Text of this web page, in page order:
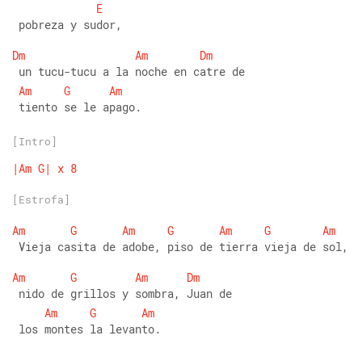
E
pobreza y sudor,
Dm
Am
Dm
un tucu-tucu a la noche en catre de
Am
G
Am
tiento se le apago.
[Intro]
|Am G| x 8
[Estrofa]
Am G Am G Am G
Am
Vieja casita de adobe, piso de tierra vieja de sol,
Am
G Am
Dm
nido de grillos y sombra, Juan de
Am
G
Am
los montes la levanto.